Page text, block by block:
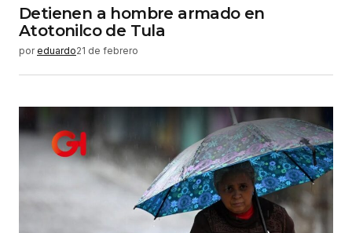
Detienen a hombre armado en
Atotonilco de Tula
por eduardo21 de febrero